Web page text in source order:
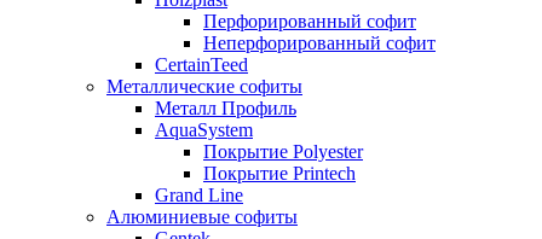
Перфорированный софит
Неперфорированный софит
CertainTeed
Металлические софиты
Металл Профиль
AquaSystem
Покрытие Polyester
Покрытие Printech
Grand Line
Алюминиевые софиты